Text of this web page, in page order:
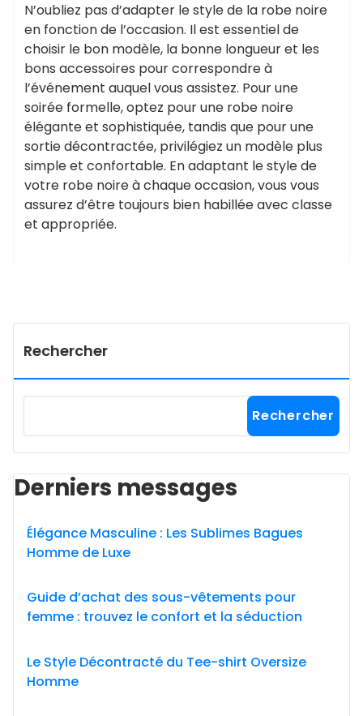
N’oubliez pas d’adapter le style de la robe noire
en fonction de l’occasion. Il est essentiel de
choisir le bon modèle, la bonne longueur et les
bons accessoires pour correspondre à
l’événement auquel vous assistez. Pour une
soirée formelle, optez pour une robe noire
élégante et sophistiquée, tandis que pour une
sortie décontractée, privilégiez un modèle plus
simple et confortable. En adaptant le style de
votre robe noire à chaque occasion, vous vous
assurez d’être toujours bien habillée avec classe
et appropriée.
Rechercher
Rechercher
Derniers messages
Élégance Masculine : Les Sublimes Bagues
Homme de Luxe
Guide d’achat des sous-vêtements pour
femme : trouvez le confort et la séduction
Le Style Décontracté du Tee-shirt Oversize
Homme